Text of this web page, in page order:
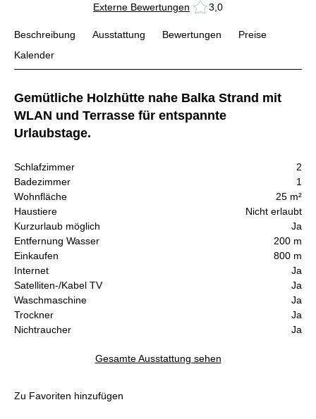
Externe Bewertungen 3,0
Beschreibung Ausstattung Bewertungen
Preise
Kalender
Gemütliche Holzhütte nahe Balka Strand mit
WLAN und Terrasse für entspannte
Urlaubstage.
Schlafzimmer
2
Badezimmer
1
Wohnfläche
25 m²
Haustiere
Nicht erlaubt
Kurzurlaub möglich
Ja
Entfernung Wasser
200 m
Einkaufen
800 m
Internet
Ja
Satelliten-/Kabel TV
Ja
Waschmaschine
Ja
Trockner
Ja
Nichtraucher
Ja
Gesamte Ausstattung sehen
Zu Favoriten hinzufügen